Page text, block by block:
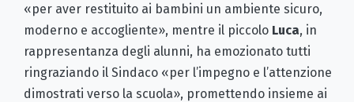
«per aver restituito ai bambini un ambiente sicuro,
moderno e accogliente», mentre il piccolo Luca, in
rappresentanza degli alunni, ha emozionato tutti
ringraziando il Sindaco «per l’impegno e l’attenzione
dimostrati verso la scuola», promettendo insieme ai